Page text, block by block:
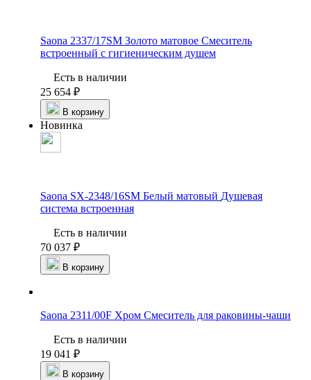
Saona 2337/17SM Золото матовое Смеситель
встроенный с гигиеническим душем
Есть в наличии
25 654 ₽
В корзину
Новинка
Saona SX-2348/16SM Белый матовый Душевая
система встроенная
Есть в наличии
70 037 ₽
В корзину
Saona 2311/00F Хром Смеситель для раковины-чаши
Есть в наличии
19 041 ₽
В корзину